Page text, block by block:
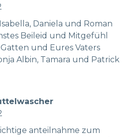
Daniela und Roman
Beileid und Mitgefühl
und Eures Vaters
Albin, Tamara und Patrick
anteilnahme zum